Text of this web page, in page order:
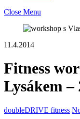
Close Menu
11.4.2014
Fitness
Lysákem –
doubleDRIVE fitness